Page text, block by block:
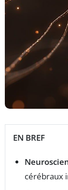
EN BREF
cérébraux